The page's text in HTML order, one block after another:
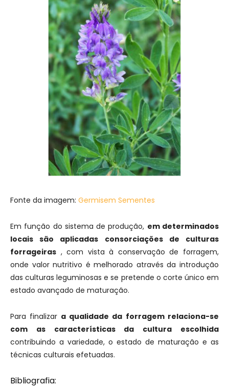
Fonte da imagem: Germisem Sementes
Em função do sistema de produção, em determinados
locais são aplicadas consorciações de culturas
forrageiras , com vista à conservação de forragem,
onde valor nutritivo é melhorado através da introdução
das culturas leguminosas e se pretende o corte único em
estado avançado de maturação.
Para finalizar a qualidade da forragem relaciona-se
com as características da cultura escolhida
contribuindo a variedade, o estado de maturação e as
técnicas culturais efetuadas.
Bibliografia: